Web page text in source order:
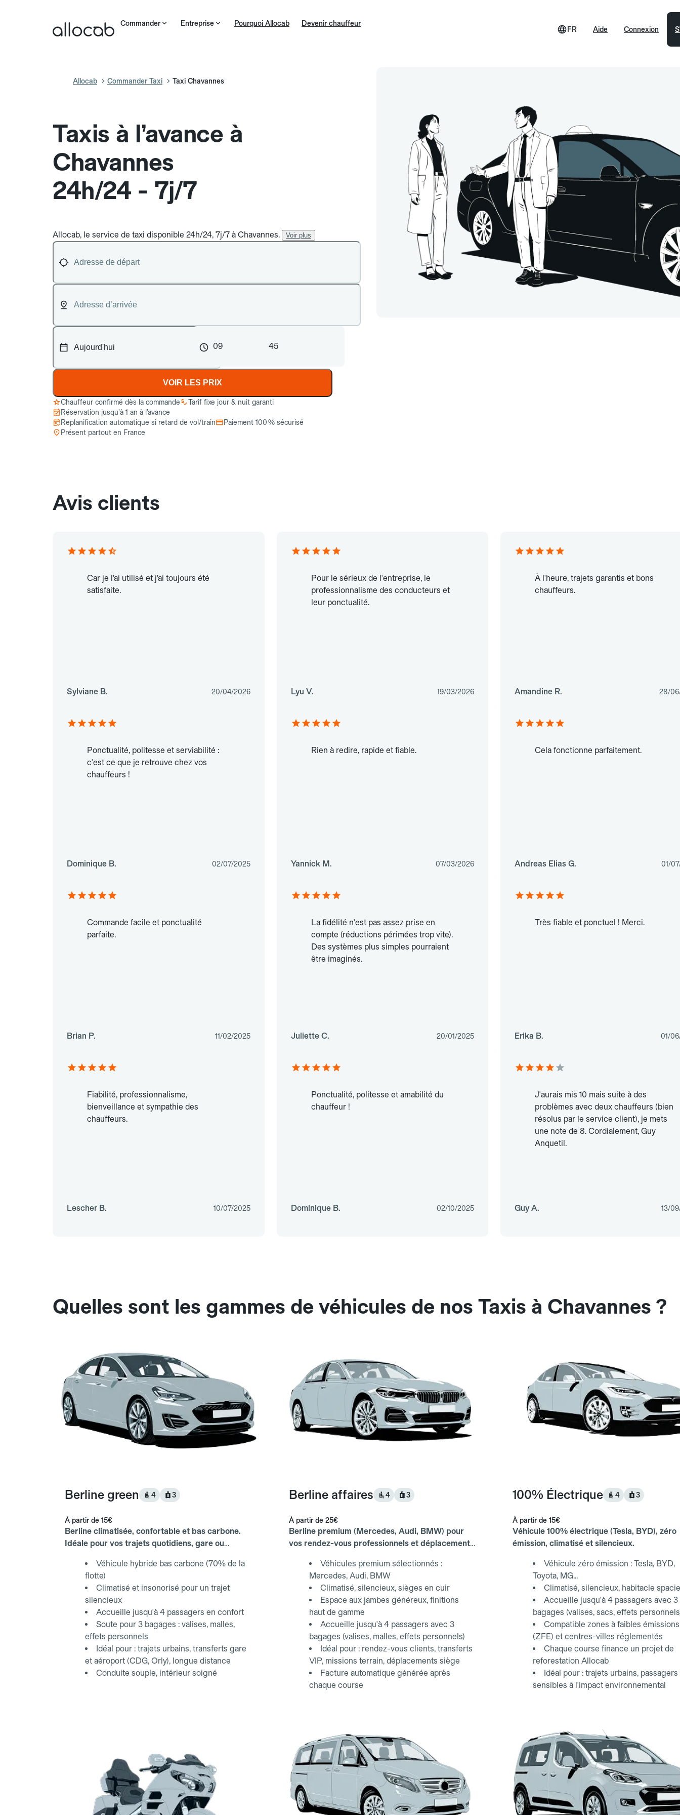
Commander Entreprise Pourquoi Allocab Devenir chauffeur
Aide
FR Connexion
Allocab Commander Taxi Taxi Chavannes
Taxis à l’avance à
Chavannes
24h/24 - 7j/7
Allocab, le service de taxi disponible 24h/24, 7j/7 à Chavannes. Voir plus
09 45
VOIR LES PRIX
Chauffeur confirmé dès la commande
Tarif fixe jour & nuit garanti
Réservation jusqu’à 1 an à l’avance
Replanification automatique si retard de vol/train
Paiement 100 % sécurisé
Présent partout en France
Avis clients
Car je l’ai utilisé et j’ai toujours été
satisfaite.
Sylviane B. 20/04/2026
Pour le sérieux de l'entreprise, le
professionnalisme des conducteurs et
leur ponctualité.
Lyu V. 19/03/2026
À l'heure, trajets garantis et bons
chauffeurs.
Amandine R. 28/
Ponctualité, politesse et serviabilité :
c'est ce que je retrouve chez vos
chauffeurs !
Dominique B. 02/07/2025
Rien à redire, rapide et fiable.
Yannick M. 07/03/2026
Cela fonctionne parfaitement.
Andreas Elias G. 01/
Commande facile et ponctualité
parfaite.
Brian P. 11/02/2025
La fidélité n'est pas assez prise en
compte (réductions périmées trop vite).
Des systèmes plus simples pourraient
être imaginés.
Juliette C. 20/01/2025
Très fiable et ponctuel ! Merci.
Erika B. 01/
Fiabilité, professionnalisme,
bienveillance et sympathie des
chauffeurs.
Lescher B. 10/07/2025
Ponctualité, politesse et amabilité du
chauffeur !
Dominique B. 02/10/2025
J'aurais mis 10 mais suite à des
problèmes avec deux chauffeurs (bien
résolus par le service client), je mets
une note de 8. Cordialement, Guy
Anquetil.
Guy A. 13/
Quelles sont les gammes de véhicules de nos Taxis à Chavannes ?
Berline green 4 3
À partir de 15€
Berline climatisée, confortable et bas carbone.
Idéale pour vos trajets quotidiens, gare ou
Véhicule hybride bas carbone (70% de la
flotte)
Climatisé et insonorisé pour un trajet
silencieux
Accueille jusqu'à 4 passagers en confort
Soute pour 3 bagages : valises, malles,
effets personnels
Idéal pour : trajets urbains, transferts gare
et aéroport (CDG, Orly), longue distance
Conduite souple, intérieur soigné
Berline affaires 4 3
À partir de 25€
Berline premium (Mercedes, Audi, BMW) pour
vos rendez-vous professionnels et déplacements
Véhicules premium sélectionnés :
Mercedes, Audi, BMW
Climatisé, silencieux, sièges en cuir
Espace aux jambes généreux, finitions
haut de gamme
Accueille jusqu'à 4 passagers avec 3
bagages (valises, malles, effets personnels)
Idéal pour : rendez-vous clients, transferts
VIP, missions terrain, déplacements siège
Facture automatique générée après
chaque course
100% Électrique 4 3
À partir de 15€
Véhicule 100% électrique (Tesla, BYD), zéro
émission, climatisé et silencieux.
Véhicule zéro émission : Tesla, BYD,
Toyota, MG...
Climatisé, silencieux, habitacle
Accueille jusqu'à 4 passagers avec 3
bagages (valises, sacs, effets
Compatible zones à faibles émissions
(ZFE) et centres-villes réglementés
Chaque course finance un projet de
reforestation Allocab
Idéal pour : trajets urbains, passagers
sensibles à l'impact environnemental